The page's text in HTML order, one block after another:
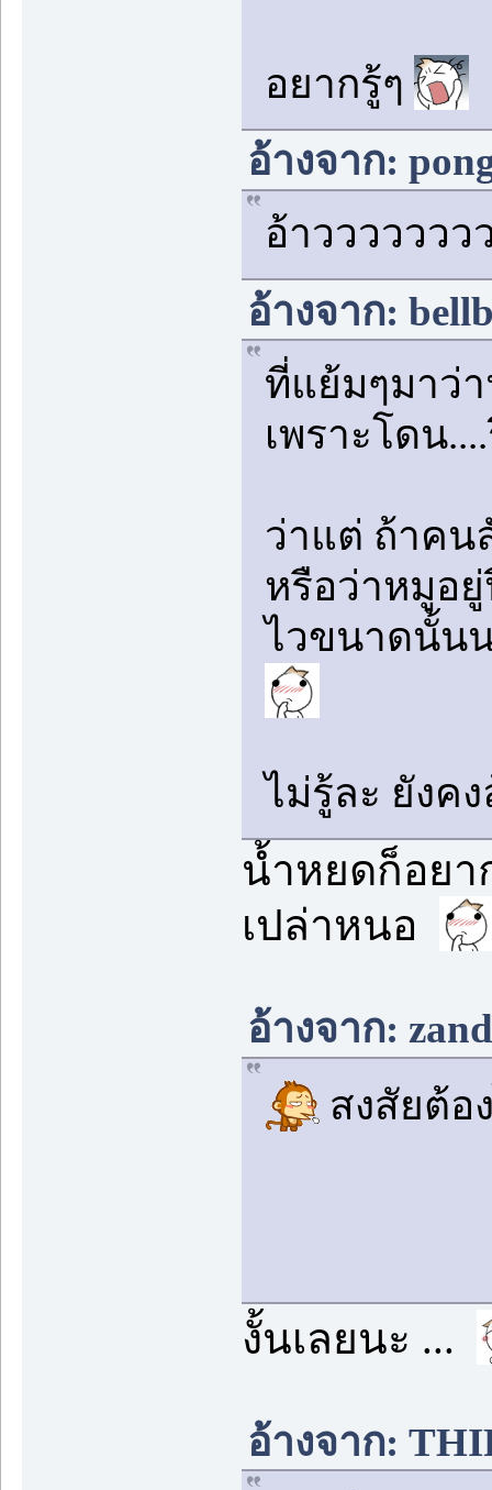
อยากรู้ๆ
อ้างจาก:
อ้าวววววว
อ้างจาก:
ที่แย้มๆมาว่
เพราะโดน
ว่าแต่ ถ้าคน
หรือว่าหมูอ
ไวขนาดนั้น
ไม่รู้ละ ยังค
น้ำหยดก็อยา
เปล่าหนอ
อ้างจาก:
สงสัยต้อ
งั้นเลยนะ ...
อ้างจาก: